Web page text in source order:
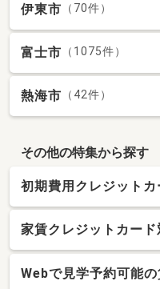
伊東市 （70件）
富士市 （1075件）
熱海市 （42件）
その他の特集から探す
初期費用クレジット
家賃クレジットカード
Webで見学予約可能